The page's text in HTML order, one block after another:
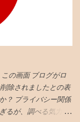
の画面 ブログがロ
除されましたとの表
？ プライバシー関係
るが、調べる気力が